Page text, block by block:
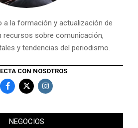
a la formación y actualización de
recursos sobre comunicación,
y tendencias del periodismo.
CON NOSOTROS
NEGOCIOS